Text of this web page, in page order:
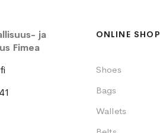
ja
Fimea
ONLINE SHOP
Shoes
Bags
Wallets